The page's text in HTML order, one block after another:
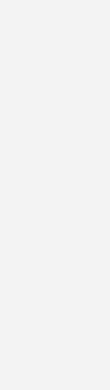
Windstrom“,
Faktoren.“
guten
Treffen zu vermitteln,
Albers. Der
als guten Willen
und Politik an einem
werden.“
auch, dass der
Negativtrends für
lassen muss.
anders als der auf See
im Vergleich zu Januar bis
MW kollabiert. Bereits
des jährlichen Zubaus
Markt ein Rekordjahr für
sechs und 5.333,53
für den
eine erst nach einem
in den
Windparks. Den